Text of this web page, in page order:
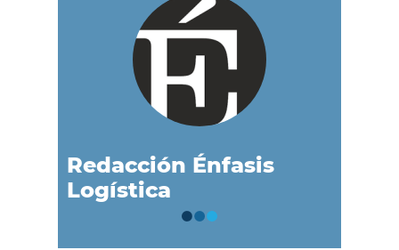
Redacción Énfasis
Logística